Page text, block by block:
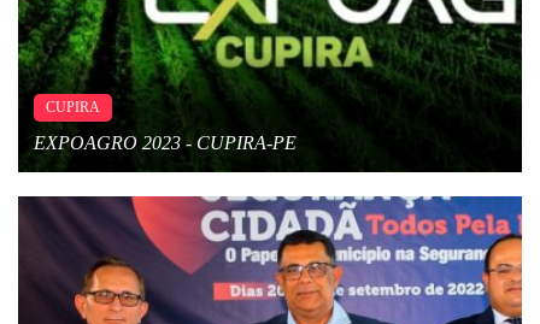
CUPIRA
EXPOAGRO 2023 - CUPIRA-PE